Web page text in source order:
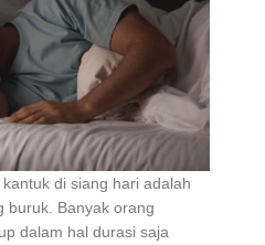
di siang hari adalah
buruk. Banyak orang
dalam hal durasi saja